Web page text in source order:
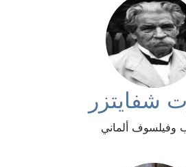
شفايتزر
وفيلسوف ألماني